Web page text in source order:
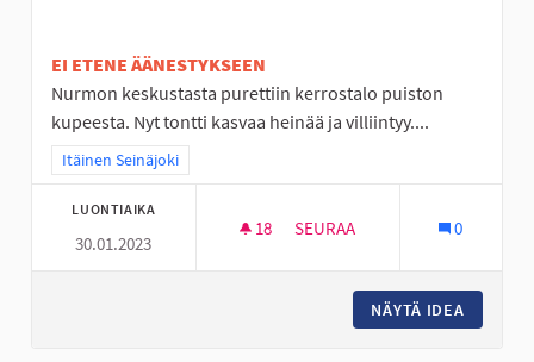
EI ETENE ÄÄNESTYKSEEN
Nurmon keskustasta purettiin kerrostalo puiston
kupeesta. Nyt tontti kasvaa heinää ja villiintyy....
Rajaa tulokset teeman mukaan: Itäinen Seinäjoki
Itäinen Seinäjoki
LUONTIAIKA
30.01.2023
18 18 SEURAAJAA
SEURAA 0
NÄYTÄ IDEA